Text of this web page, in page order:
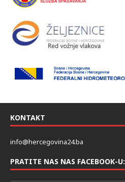
KONTAKT
info@hercegovina24.ba
PRATITE NAS NAS FACEBOOK-U: